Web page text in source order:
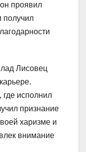
проявил
получил
Лисовец
где исполнил
признание
харизме и
внимание